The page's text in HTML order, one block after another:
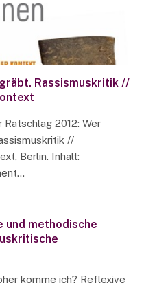
Rassismuskritik //
2012: Wer
//
Berlin. Inhalt:
und methodische
komme ich? Reflexive